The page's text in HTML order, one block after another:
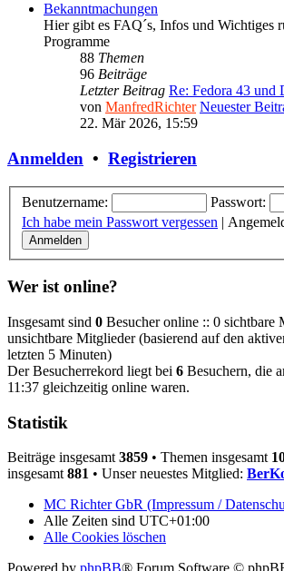
Bekanntmachungen
Hier gibt es FAQ´s, Infos und Wichtiges
Programme
88 Themen
96 Beiträge
Letzter Beitrag Re: Fedora 43 und
von ManfredRichter Neuester
22. Mär 2026, 15:59
Anmelden • Registrieren
Benutzername:
Passwort:
Ich habe mein Passwort vergessen |
Wer ist online?
Insgesamt sind 0 Besucher online :: 0 sichtbare
unsichtbare Mitglieder (basierend auf den
letzten 5 Minuten)
Der Besucherrekord liegt bei 6 Besuchern, die
11:37 gleichzeitig online waren.
Statistik
Beiträge insgesamt 3859 • Themen insgesamt
insgesamt 881 • Unser neuestes Mitglied:
MC Richter GbR (Impressum /
Alle Zeiten sind UTC+01:00
Alle Cookies löschen